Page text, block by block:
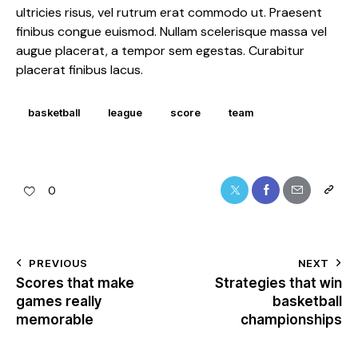
ultricies risus, vel rutrum erat commodo ut. Praesent
finibus congue euismod. Nullam scelerisque massa vel
augue placerat, a tempor sem egestas. Curabitur
placerat finibus lacus.
basketball league score team
0
PREVIOUS
Scores that make
games really
memorable
NEXT
Strategies that win
basketball
championships